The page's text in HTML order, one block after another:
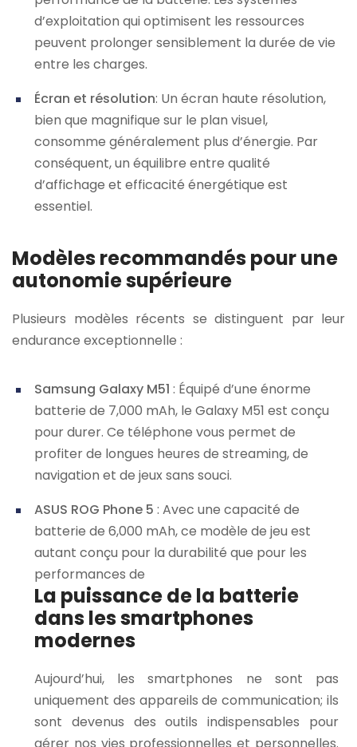
d’exploitation qui optimisent les ressources
peuvent prolonger sensiblement la durée de vie
entre les charges.
Écran et résolution: Un écran haute résolution,
bien que magnifique sur le plan visuel,
consomme généralement plus d’énergie. Par
conséquent, un équilibre entre qualité
d’affichage et efficacité énergétique est
essentiel.
Modèles recommandés pour une
autonomie supérieure
Plusieurs modèles récents se distinguent par leur
endurance exceptionnelle :
Samsung Galaxy M51 : Équipé d’une énorme
batterie de 7,000 mAh, le Galaxy M51 est conçu
pour durer. Ce téléphone vous permet de
profiter de longues heures de streaming, de
navigation et de jeux sans souci.
ASUS ROG Phone 5 : Avec une capacité de
batterie de 6,000 mAh, ce modèle de jeu est
autant conçu pour la durabilité que pour les
performances de
La puissance de la batterie
dans les smartphones
modernes
Aujourd’hui, les smartphones ne sont pas
uniquement des appareils de communication; ils
sont devenus des outils indispensables pour